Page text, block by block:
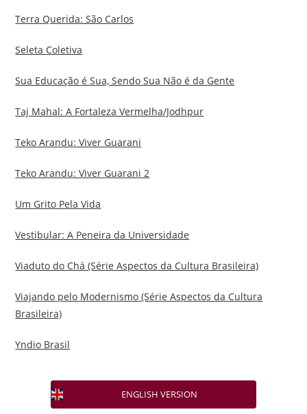
Terra Querida: São Carlos
Seleta Coletiva
Sua Educação é Sua, Sendo Sua Não é da Gente
Taj Mahal: A Fortaleza Vermelha/Jodhpur
Teko Arandu: Viver Guarani
Teko Arandu: Viver Guarani 2
Um Grito Pela Vida
Vestibular: A Peneira da Universidade
Viaduto do Chá (Série Aspectos da Cultura Brasileira)
Viajando pelo Modernismo (Série Aspectos da Cultura
Brasileira)
Yndio Brasil
ENGLISH VERSION